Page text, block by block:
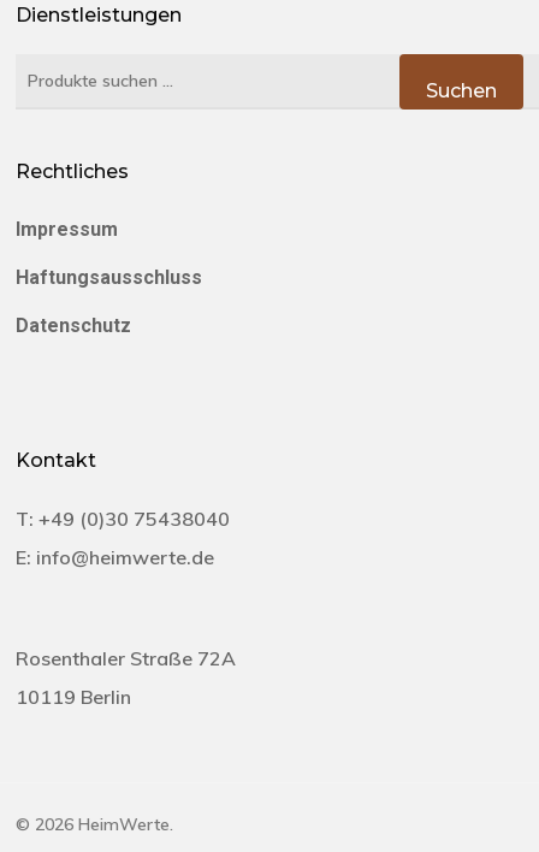
Dienstleistungen
Suchen
Suchen
Rechtliches
Impressum
Haftungsausschluss
Datenschutz
Kontakt
T:+49 (0)30 75438040‬
E: info@heimwerte.de
Rosenthaler Straße 72A
10119 Berlin
© 2026 HeimWerte.